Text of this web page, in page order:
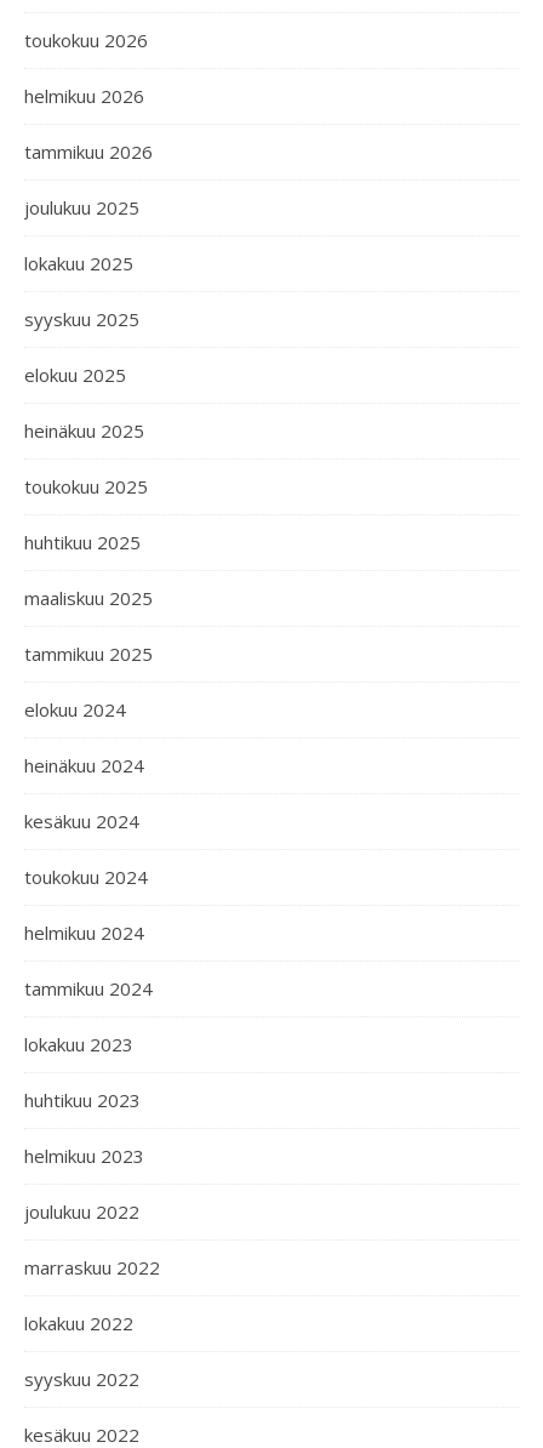
toukokuu 2026
helmikuu 2026
tammikuu 2026
joulukuu 2025
lokakuu 2025
syyskuu 2025
elokuu 2025
heinäkuu 2025
toukokuu 2025
huhtikuu 2025
maaliskuu 2025
tammikuu 2025
elokuu 2024
heinäkuu 2024
kesäkuu 2024
toukokuu 2024
helmikuu 2024
tammikuu 2024
lokakuu 2023
huhtikuu 2023
helmikuu 2023
joulukuu 2022
marraskuu 2022
lokakuu 2022
syyskuu 2022
kesäkuu 2022